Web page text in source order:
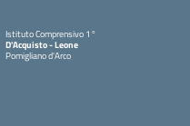
Istituto Comprensivo 1°
D'Acquisto - Leone
Pomigliano d'Arco
— Visita la pagina iniziale della scuola